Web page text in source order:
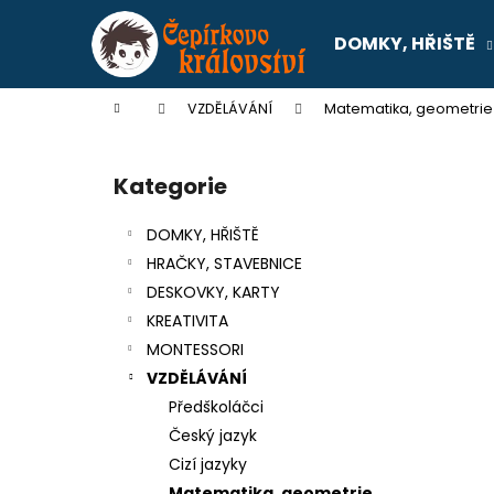
DOMKY, HŘIŠTĚ
Domů VZDĚLÁVÁNÍ Matematika, geometrie
Přeskočit
kategorie
Kategorie
DOMKY, HŘIŠTĚ
HRAČKY, STAVEBNICE
DESKOVKY, KARTY
KREATIVITA
MONTESSORI
VZDĚLÁVÁNÍ
Předškoláčci
Český jazyk
Cizí jazyky
í
Zpět
do
Zpět
do
SENTOSPHERE SLIME - TOVÁRNA NA